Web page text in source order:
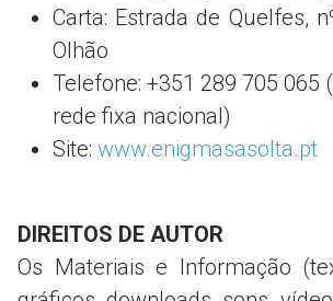
Carta: Estrada de Quelfes,
Olhão
Telefone: +351 289 705 065
rede fixa nacional)
Site: www.enigmasasolta.pt
DIREITOS DE AUTOR
Os Materiais e Informação